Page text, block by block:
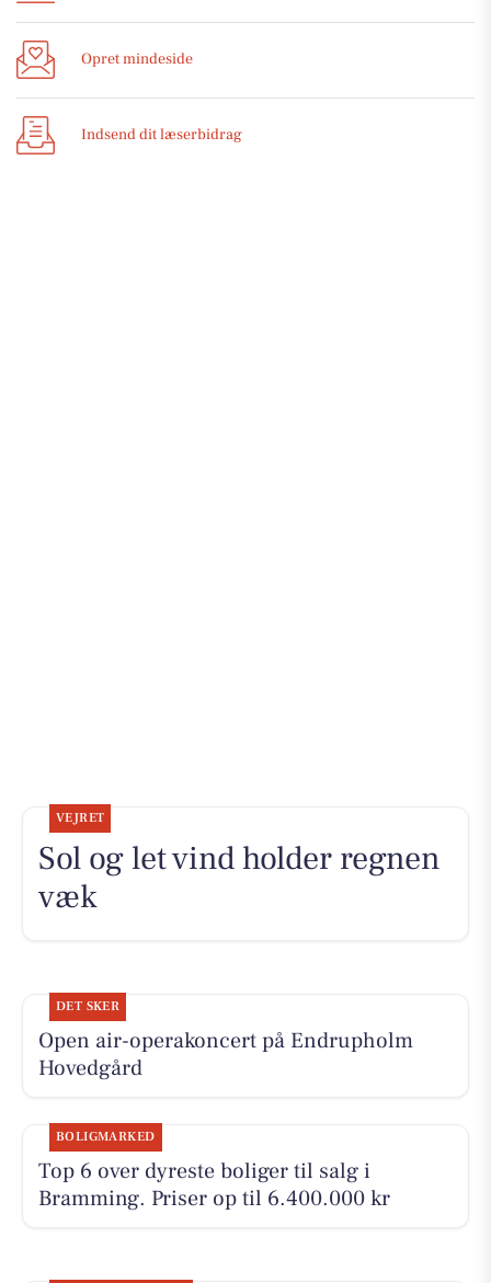
Opret mindeside
Indsend dit læserbidrag
VEJRET
Sol og let vind holder regnen
væk
DET SKER
Open air-operakoncert på Endrupholm
Hovedgård
BOLIGMARKED
Top 6 over dyreste boliger til salg i
Bramming. Priser op til 6.400.000 kr